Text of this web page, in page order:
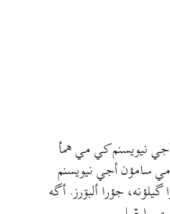
نيويسنم کي مي همأ
مي سامؤن أجي نيويسنم
جؤرا ألبۊرز. أگه